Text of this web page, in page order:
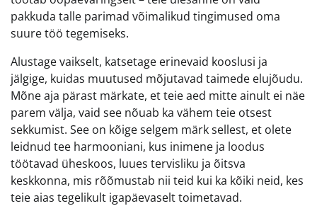
pakkuda talle parimad võimalikud tingimused oma
suure töö tegemiseks.
Alustage vaikselt, katsetage erinevaid kooslusi ja
jälgige, kuidas muutused mõjutavad taimede elujõudu.
Mõne aja pärast märkate, et teie aed mitte ainult ei näe
parem välja, vaid see nõuab ka vähem teie otsest
sekkumist. See on kõige selgem märk sellest, et olete
leidnud tee harmooniani, kus inimene ja loodus
töötavad üheskoos, luues tervisliku ja õitsva
keskkonna, mis rõõmustab nii teid kui ka kõiki neid, kes
teie aias tegelikult igapäevaselt toimetavad.